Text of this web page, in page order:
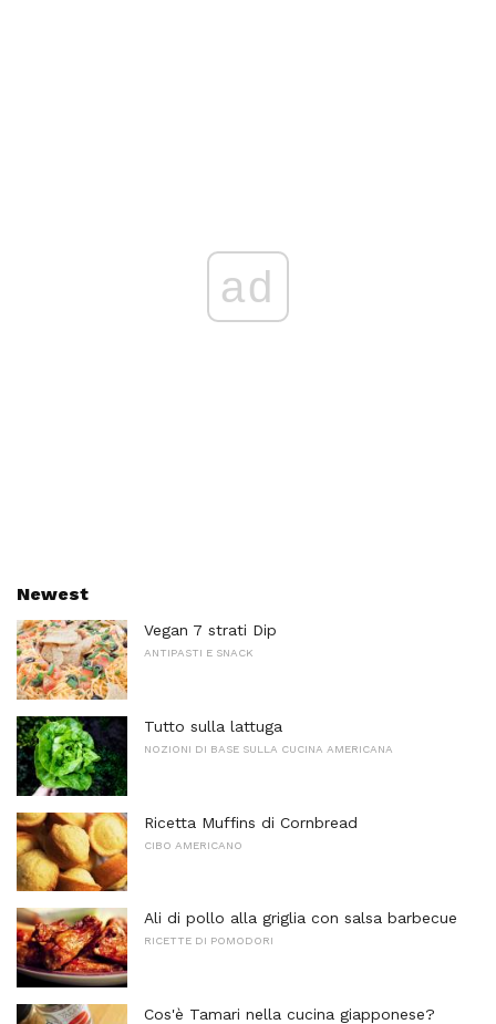
ad
Newest
Vegan 7 strati Dip
ANTIPASTI E SNACK
Tutto sulla lattuga
NOZIONI DI BASE SULLA CUCINA AMERICANA
Ricetta Muffins di Cornbread
CIBO AMERICANO
Ali di pollo alla griglia con salsa barbecue
RICETTE DI POMODORI
Cos'è Tamari nella cucina giapponese?